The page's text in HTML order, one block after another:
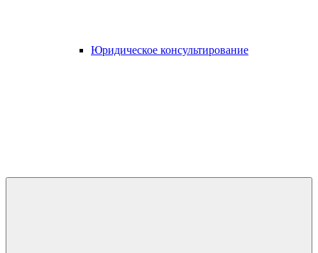
Юридическое консультирование